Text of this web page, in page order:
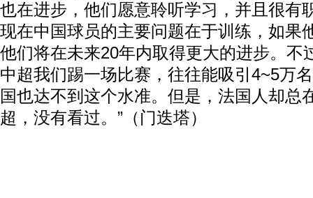
也在进步，他们愿意聆听学习，并且很有
现在中国球员的主要问题在于训练，如果
他们将在未来20年内取得更大的进步。不
中超我们踢一场比赛，往往能吸引4~5万
国也达不到这个水准。但是，法国人却总
超，没有看过。”（门迭塔）